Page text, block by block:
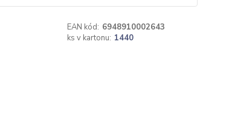
EAN kód: 6948910002643
ks v kartonu: 1440